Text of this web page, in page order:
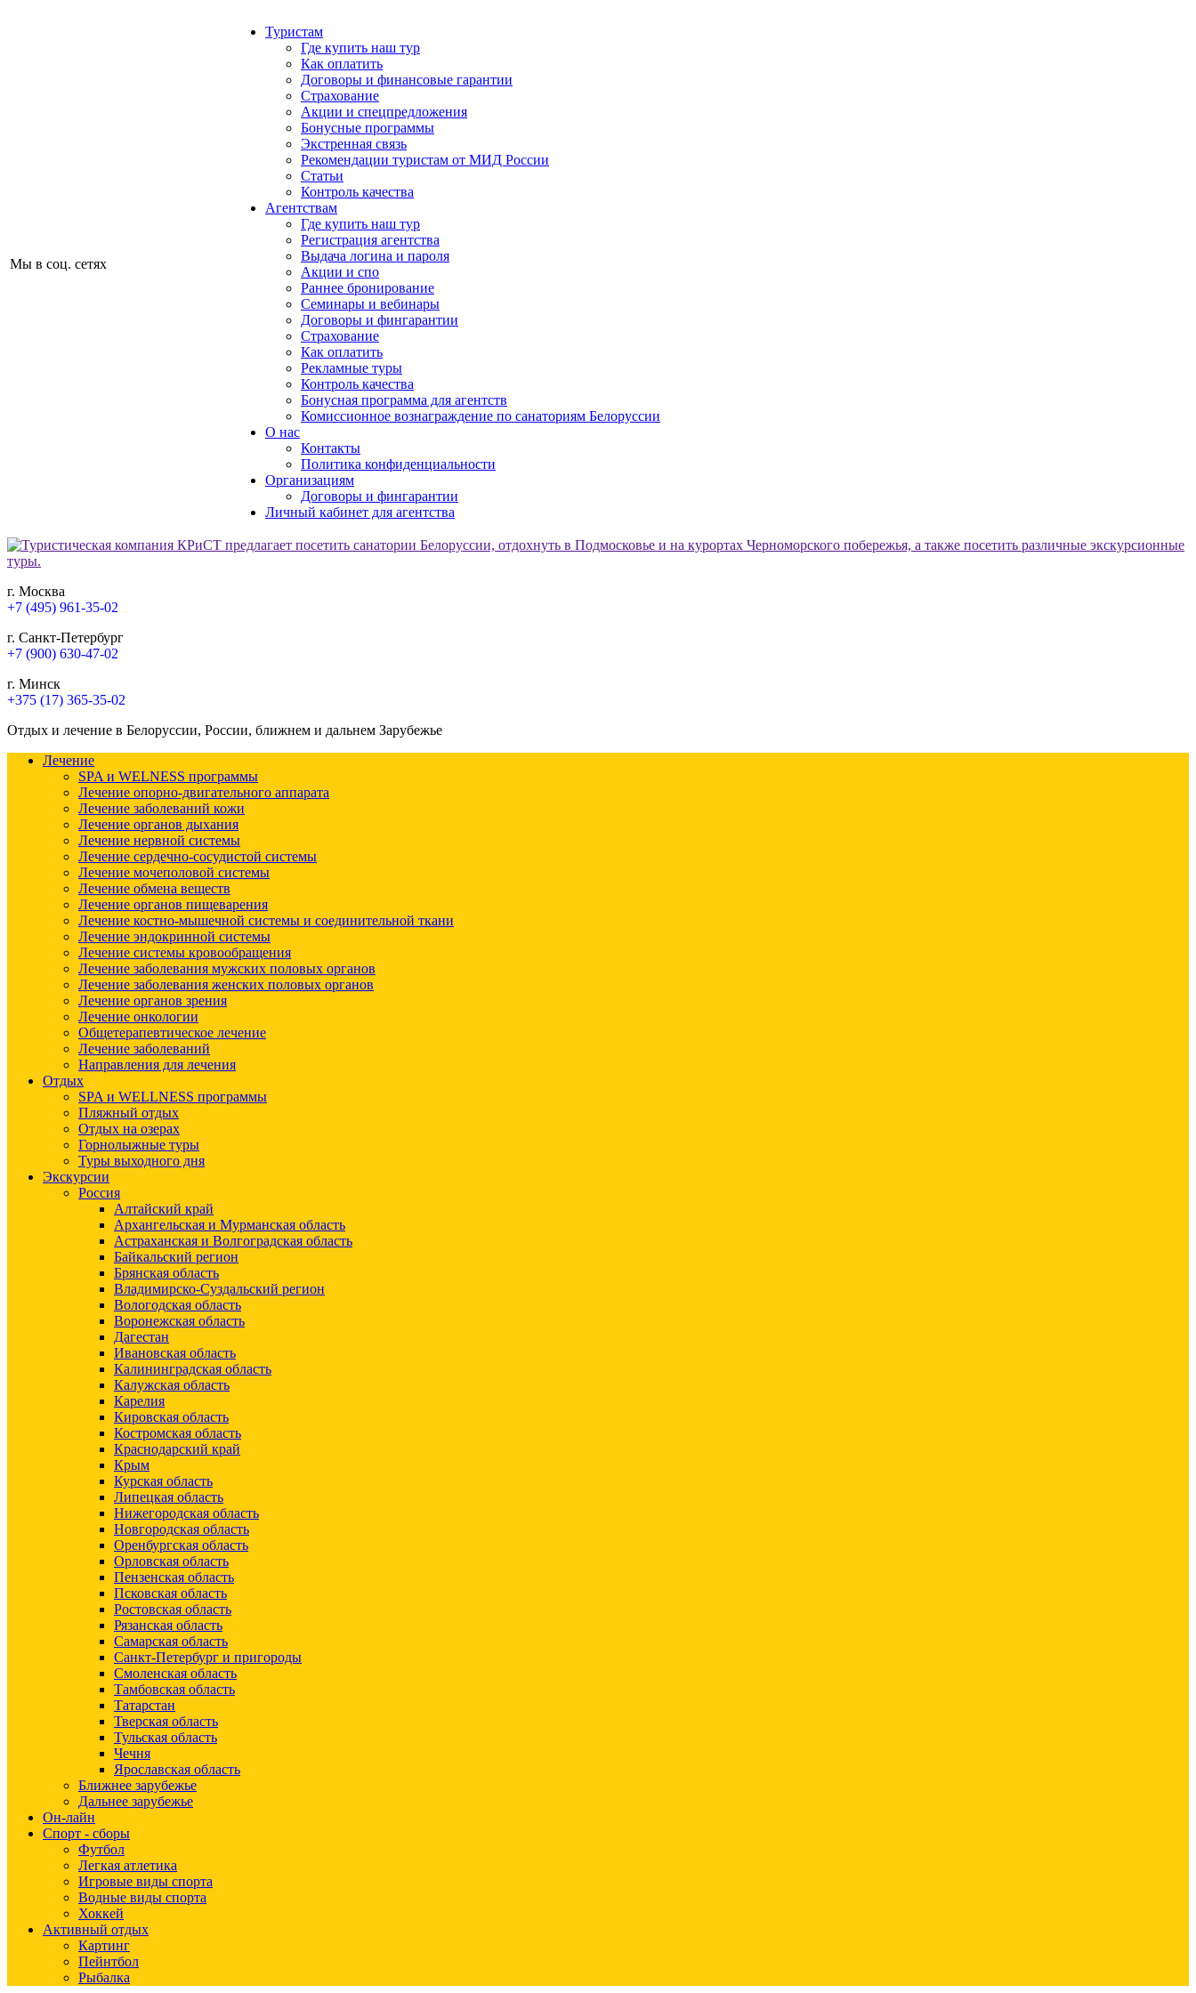
Мы в соц. сетях
Туристам
Где купить наш тур
Как оплатить
Договоры и финансовые гарантии
Страхование
Акции и спецпредложения
Бонусные программы
Экстренная связь
Рекомендации туристам от МИД России
Статьи
Контроль качества
Агентствам
Где купить наш тур
Регистрация агентства
Выдача логина и пароля
Акции и спо
Раннее бронирование
Семинары и вебинары
Договоры и фингарантии
Страхование
Как оплатить
Рекламные туры
Контроль качества
Бонусная программа для агентств
Комиссионное вознаграждение по санаториям Белоруссии
О нас
Контакты
Политика конфиденциальности
Организациям
Договоры и фингарантии
Личный кабинет для агентства
г. Москва
+7 (495) 961-35-02
г. Санкт-Петербург
+7 (900) 630-47-02
г. Минск
+375 (17) 365-35-02
Отдых и лечение в Белоруссии, России, ближнем и дальнем Зарубежье
Лечение
SPA и WELNESS программы
Лечение опорно-двигательного аппарата
Лечение заболеваний кожи
Лечение органов дыхания
Лечение нервной системы
Лечение сердечно-сосудистой системы
Лечение мочеполовой системы
Лечение обмена веществ
Лечение органов пищеварения
Лечение костно-мышечной системы и соединительной ткани
Лечение эндокринной системы
Лечение системы кровообращения
Лечение заболевания мужских половых органов
Лечение заболевания женских половых органов
Лечение органов зрения
Лечение онкологии
Общетерапевтическое лечение
Лечение заболеваний
Направления для лечения
Отдых
SPA и WELLNESS программы
Пляжный отдых
Отдых на озерах
Горнолыжные туры
Туры выходного дня
Экскурсии
Россия
Алтайский край
Архангельская и Мурманская область
Астраханская и Волгоградская область
Байкальский регион
Брянская область
Владимирско-Суздальский регион
Вологодская область
Воронежская область
Дагестан
Ивановская область
Калининградская область
Калужская область
Карелия
Кировская область
Костромская область
Краснодарский край
Крым
Курская область
Липецкая область
Нижегородская область
Новгородская область
Оренбургская область
Орловская область
Пензенская область
Псковская область
Ростовская область
Рязанская область
Самарская область
Санкт-Петербург и пригороды
Смоленская область
Тамбовская область
Татарстан
Тверская область
Тульская область
Чечня
Ярославская область
Ближнее зарубежье
Дальнее зарубежье
Он-лайн
Спорт - сборы
Футбол
Легкая атлетика
Игровые виды спорта
Водные виды спорта
Хоккей
Активный отдых
Картинг
Пейнтбол
Рыбалка